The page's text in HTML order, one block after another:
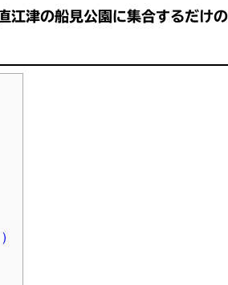
江津の船見公園に集合するだ